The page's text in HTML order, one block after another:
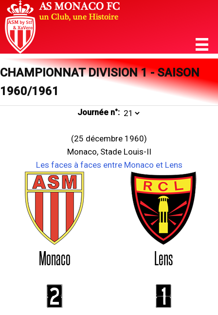
CHAMPIONNAT DIVISION 1 - SAISON
1960/1961
Journée n°:
(25 décembre 1960)
Monaco, Stade Louis-II
Les faces à faces entre Monaco et Lens
Monaco Lens
2 1